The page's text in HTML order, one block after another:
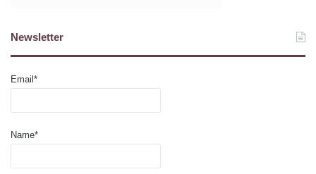
Newsletter
Email*
Name*